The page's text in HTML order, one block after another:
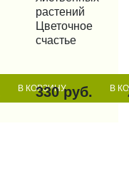
В КОРЗИНУ
растений
Цветочное
счастье
330 руб. В